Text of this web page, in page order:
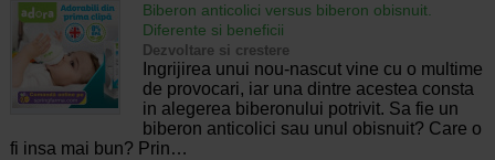
Biberon anticolici versus biberon obisnuit.
Diferente si beneficii
Dezvoltare si crestere
Ingrijirea unui nou-nascut vine cu o multime
de provocari, iar una dintre acestea consta
in alegerea biberonului potrivit. Sa fie un
biberon anticolici sau unul obisnuit? Care o
fi insa mai bun? Prin…